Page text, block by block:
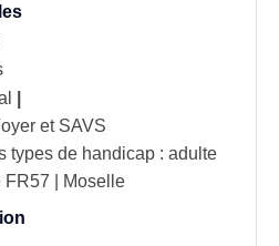
et SAVS
types de handicap : adulte
FR57 | Moselle